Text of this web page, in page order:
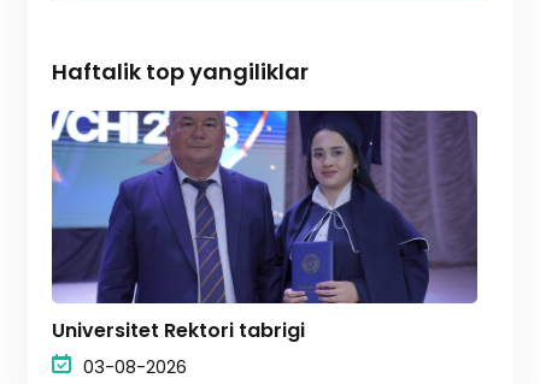
Haftalik top yangiliklar
Universitet Rektori tabrigi
03-08-2026